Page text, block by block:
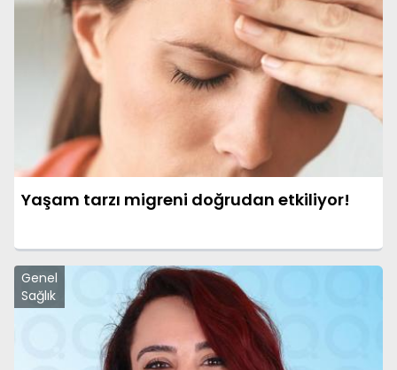
Yaşam tarzı migreni doğrudan etkiliyor!
Genel
Sağlık